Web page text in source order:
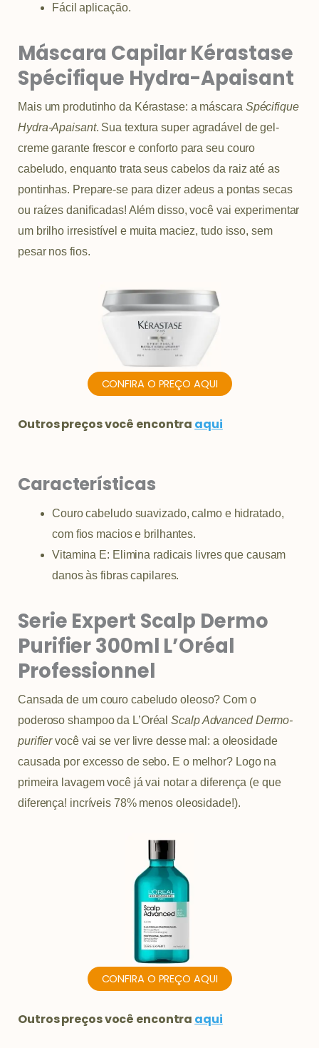
Fácil aplicação.
Máscara Capilar Kérastase
Spécifique Hydra-Apaisant
Mais um produtinho da Kérastase: a máscara Spécifique
Hydra-Apaisant. Sua textura super agradável de gel-
creme garante frescor e conforto para seu couro
cabeludo, enquanto trata seus cabelos da raiz até as
pontinhas. Prepare-se para dizer adeus a pontas secas
ou raízes danificadas! Além disso, você vai experimentar
um brilho irresistível e muita maciez, tudo isso, sem
pesar nos fios.
CONFIRA O PREÇO AQUI
Outros preços você encontra aqui
Características
Couro cabeludo suavizado, calmo e hidratado,
com fios macios e brilhantes.
Vitamina E: Elimina radicais livres que causam
danos às fibras capilares.
Serie Expert Scalp Dermo
Purifier 300ml L’Oréal
Professionnel
Cansada de um couro cabeludo oleoso? Com o
poderoso shampoo da L’OréalScalp Advanced Dermo-
purifiervocê vai se ver livre desse mal: a oleosidade
causada por excesso de sebo. E o melhor? Logo na
primeira lavagem você já vai notar a diferença (e que
diferença! incríveis 78% menos oleosidade!).
CONFIRA O PREÇO AQUI
Outros preços você encontra aqui